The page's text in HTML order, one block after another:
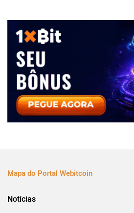
Mapa do Portal Webitcoin
Notícias